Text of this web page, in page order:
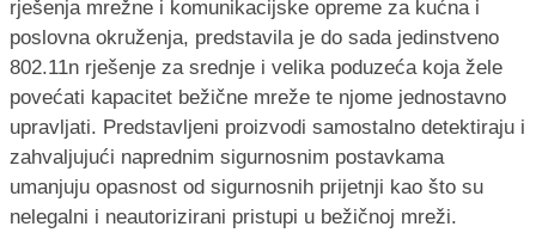
rješenja mrežne i komunikacijske opreme za kućna i
poslovna okruženja, predstavila je do sada jedinstveno
802.11n rješenje za srednje i velika poduzeća koja žele
povećati kapacitet bežične mreže te njome jednostavno
upravljati. Predstavljeni proizvodi samostalno detektiraju i
zahvaljujući naprednim sigurnosnim postavkama
umanjuju opasnost od sigurnosnih prijetnji kao što su
nelegalni i neautorizirani pristupi u bežičnoj mreži.